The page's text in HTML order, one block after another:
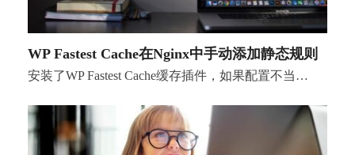
WP Fastest Cache在Nginx中手动添加静态规则
安装了WP Fastest Cache缓存插件，如果配置不当…